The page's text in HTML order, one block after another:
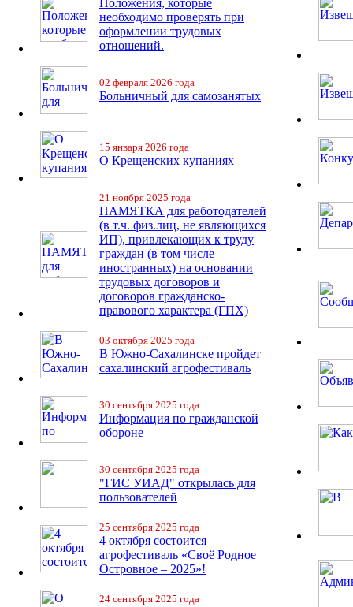
Положения, которые
необходимо проверять при
оформлении трудовых
отношений.
02 февраля 2026 года
Больничный для самозанятых
15 января 2026 года
О Крещенских купаниях
21 ноября 2025 года
ПАМЯТКА для работодателей
(в т.ч. физ.лиц, не являющихся
ИП), привлекающих к труду
граждан (в том числе
иностранных) на основании
трудовых договоров и
договоров гражданско-
правового характера (ГПХ)
03 октября 2025 года
В Южно-Сахалинске пройдет
сахалинский агрофестиваль
30 сентября 2025 года
Информация по гражданской
обороне
30 сентября 2025 года
"ГИС УИАД" открылась для
пользователей
25 сентября 2025 года
4 октября состоится
агрофестиваль «Своё Родное
Островное – 2025»!
24 сентября 2025 года